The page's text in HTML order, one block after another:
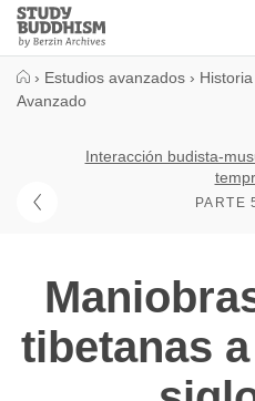
Close
Study
Buddhism
› Estudios avanzados ›
Avanzado
Interacción budista-
PARTE
tibetanas